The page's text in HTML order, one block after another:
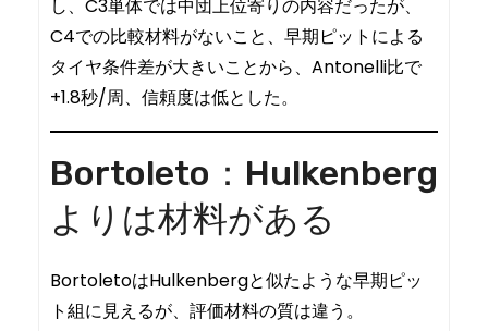
し、C3単体では中団上位寄りの内容だったが、
C4での比較材料がないこと、早期ピットによる
タイヤ条件差が大きいことから、Antonelli比で
+1.8秒/周、信頼度は低とした。
Bortoleto：Hulkenberg
よりは材料がある
BortoletoはHulkenbergと似たような早期ピッ
ト組に見えるが、評価材料の質は違う。